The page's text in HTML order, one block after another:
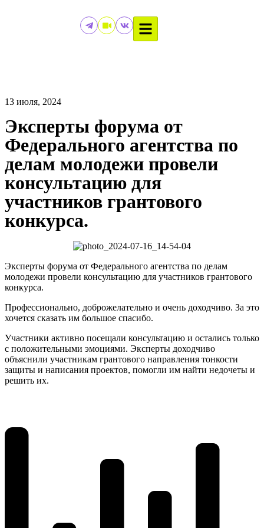
13 июля, 2024
Эксперты форума от
Федерального агентства по
делам молодежи провели
консультацию для
участников грантового
конкурса.
Эксперты форума от Федерального агентства по делам
молодежи провели консультацию для участников грантового
конкурса.
Профессионально, доброжелательно и очень доходчиво. За это
хочется сказать им большое спасибо.
Участники активно посещали консультацию и остались только
с положительными эмоциями. Эксперты доходчиво
объяснили участникам грантового направления тонкости
защиты и написания проектов, помогли им найти недочеты и
решить их.